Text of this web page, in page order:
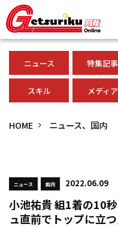
ニュース 特集記事
スキル メディア
HOME ニュース、国内
ニュース 国内 2022.06.09
小池祐貴 組1着の10
ュ直前でトップに立